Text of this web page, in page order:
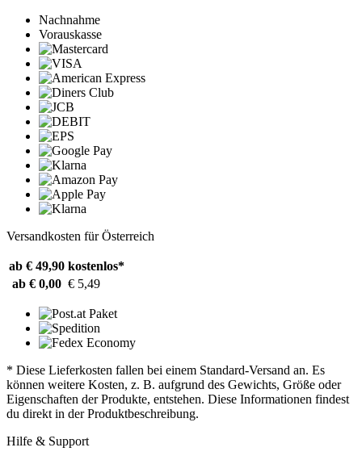
Nachnahme
Vorauskasse
Versandkosten für Österreich
ab € 49,90 kostenlos*
ab € 0,00 € 5,49
* Diese Lieferkosten fallen bei einem Standard-Versand an. Es
können weitere Kosten, z. B. aufgrund des Gewichts, Größe oder
Eigenschaften der Produkte, entstehen. Diese Informationen findest
du direkt in der Produktbeschreibung.
Hilfe & Support